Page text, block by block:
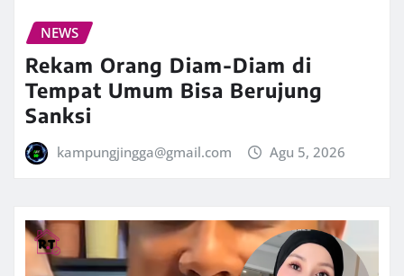
NEWS
Rekam Orang Diam-Diam di
Tempat Umum Bisa Berujung
Sanksi
kampungjingga@gmail.com Agu 5, 2026